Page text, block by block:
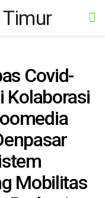
Covid-
Kolaborasi
Mobilitas